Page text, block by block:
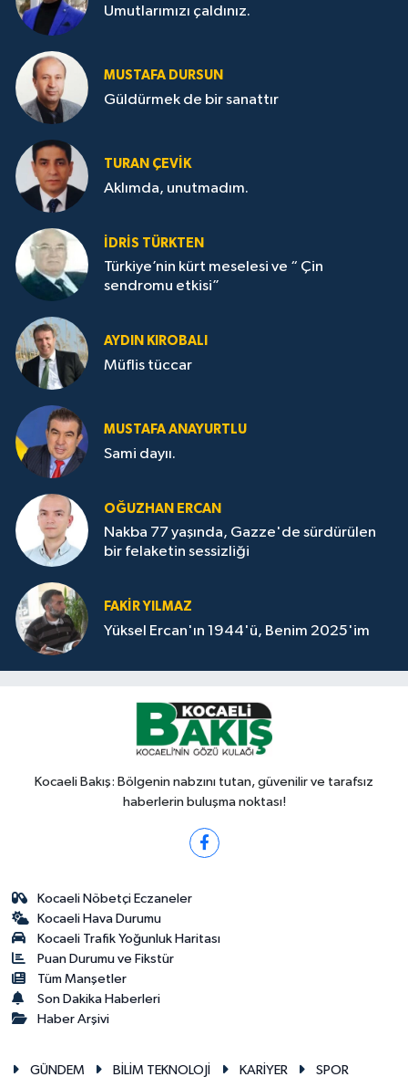
Umutlarımızı çaldınız.
MUSTAFA DURSUN
Güldürmek de bir sanattır
TURAN ÇEVİK
Aklımda, unutmadım.
İDRİS TÜRKTEN
Türkiye’nin kürt meselesi ve “ Çin
sendromu etkisi”
AYDIN KIROBALI
Müflis tüccar
MUSTAFA ANAYURTLU
Sami dayıı.
OĞUZHAN ERCAN
Nakba 77 yaşında, Gazze'de sürdürülen
bir felaketin sessizliği
FAKİR YILMAZ
Yüksel Ercan'ın 1944'ü, Benim 2025'im
Kocaeli Bakış: Bölgenin nabzını tutan, güvenilir ve tarafsız
haberlerin buluşma noktası!
Kocaeli Nöbetçi Eczaneler
Kocaeli Hava Durumu
Kocaeli Trafik Yoğunluk Haritası
Puan Durumu ve Fikstür
Tüm Manşetler
Son Dakika Haberleri
Haber Arşivi
GÜNDEM BİLİM TEKNOLOJİ KARİYER SPOR